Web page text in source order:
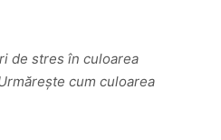
de stres în culoarea
cum culoarea